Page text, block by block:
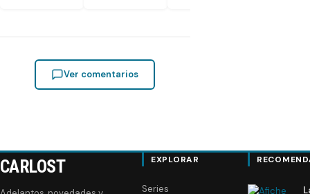
Ver comentarios
CARLOST EXPLORAR
Series